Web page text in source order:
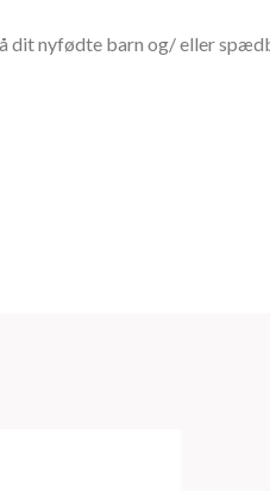
dit nyfødte barn og/ eller